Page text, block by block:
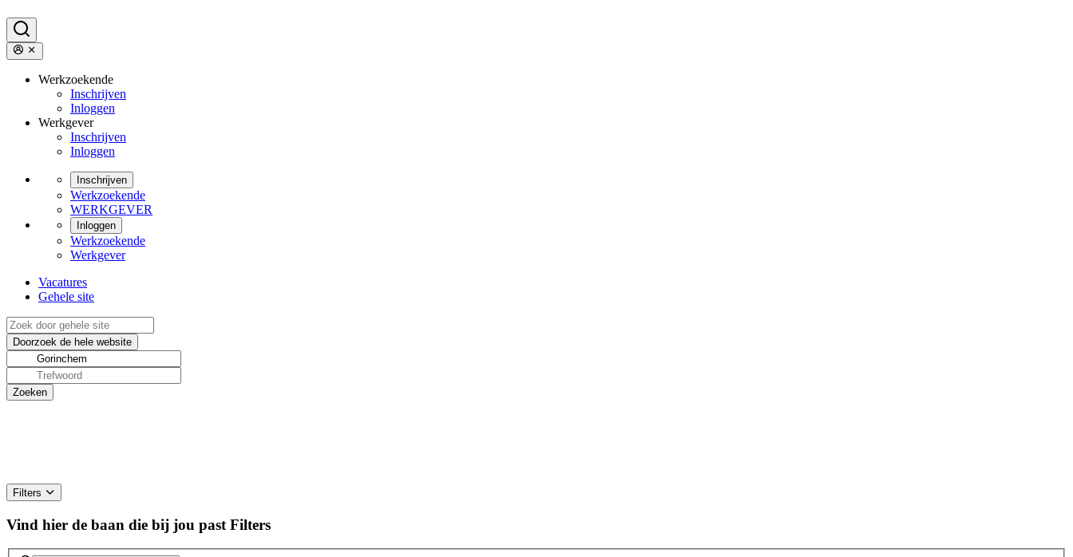
Werkzoekende
Inschrijven
Inloggen
Werkgever
Inschrijven
Inloggen
Inschrijven
Werkzoekende
WERKGEVER
Inloggen
Werkzoekende
Werkgever
Vacatures
Gehele site
Filters
Vind hier de baan die bij jou past Filters